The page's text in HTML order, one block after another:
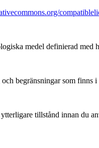
medel definierad
begränsningar som finns
tillstånd innan du